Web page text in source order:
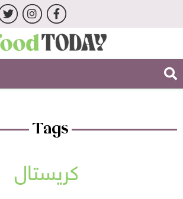
Tags
كريستال